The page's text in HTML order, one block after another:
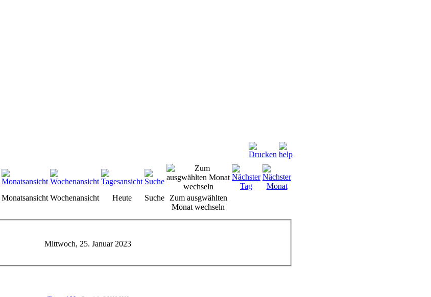
Monatsansicht Wochenansicht Heute Suche
Zum ausgwählten
Monat wechseln
Mittwoch, 25. Januar 2023